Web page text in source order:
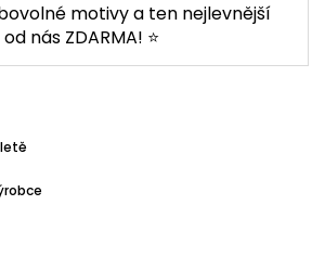
motivy a ten nejlevnější
nás ZDARMA! ⭐